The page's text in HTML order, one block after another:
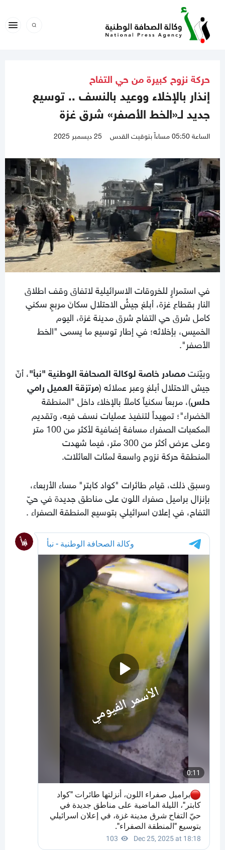
حركة نزوح كبيرة من حي التفاح
إنذار بالإخلاء ووعيد بالنسف .. توسيع
جديد لـ«الخط الأصفر» شرق غزة
الساعة 05:50 مساءاً بتوقيت القدس 25 ديسمبر 2025
في استمرارٍ للخروقات الاسرائيلية لاتفاق وقف اطلاق
النار بقطاع غزة، أبلغ جيشُ الاحتلال سكانَ مربعٍ سكني
كامل شرق حي التفاح شرق مدينة غزة، اليوم
الخميس، بإخلائه؛ في إطار توسيع ما يسمى "الخط
الأصفر".
وبيّنتمصادر خاصة لوكالة الصحافة الوطنية "نبأ"، أنّ
جيش الاحتلال أبلغ وعبر عملائه (مرتزقة العميل رامي
حلس)، مربعاً سكنياً كاملاً بالإخلاء داخل "المنطقة
الخضراء"؛ تمهيداً لتنفيذ عمليات نسف فيه، وتقديم
المكعبات الصفراء مسافة إضافية لأكثر من 100 متر
وعلى عرض أكثر من 300 متر، فيما شهدت
المنطقة حركة نزوح واسعة لمئات العائلات.
وسبق ذلك، قيام طائرات "كواد كابتر" مساء الأربعاء،
بإنزال براميل صفراء اللون على مناطق جديدة في حيّ
التفاح، في إعلان اسرائيلي بتوسيع المنطقة الصفراء .